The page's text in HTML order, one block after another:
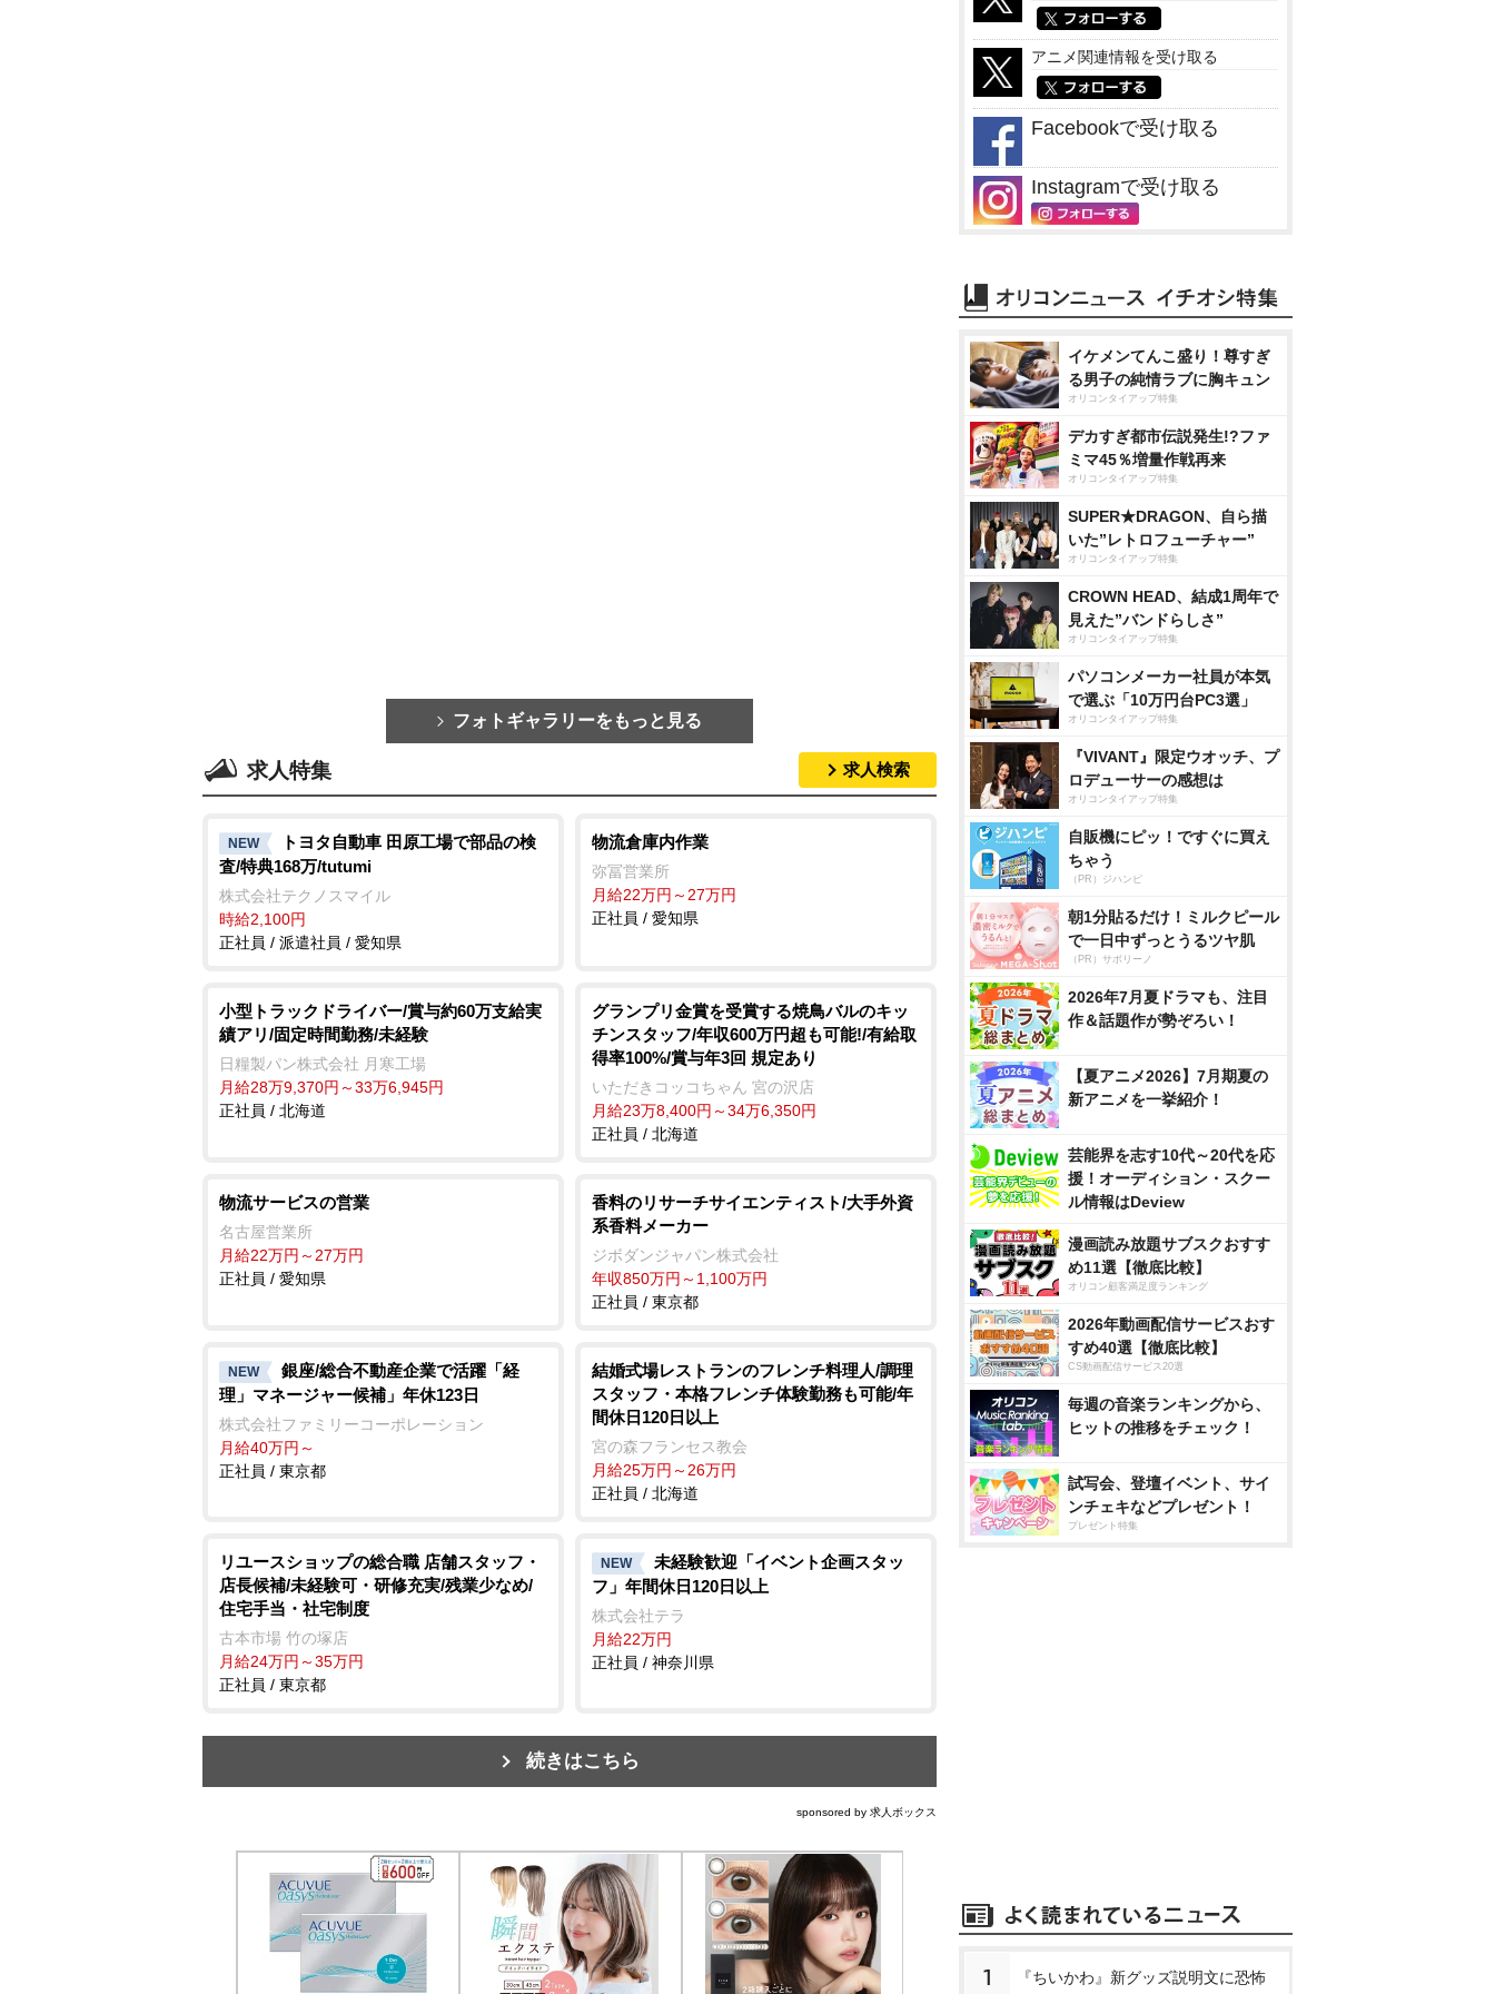
フォトギャラリーをもっと見る
求人特集 求人検索
NEW
トヨタ自動車 田原工場で部品の検
査/特典168万/tutumi
株式会社テクノスマイル
時給2,100円
正社員 / 派遣社員 / 愛知県
物流倉庫内作業
弥冨営業所
月給22万円～27万円
正社員 / 愛知県
小型トラックドライバー/賞与約60万支給実
績アリ/固定時間勤務/未経験
日糧製パン株式会社 月寒工場
月給28万9,370円～33万6,945円
正社員 / 北海道
グランプリ金賞を受賞する焼鳥バルのキッ
チンスタッフ/年収600万円超も可能!/有給取
得率100%/賞与年3回 規定あり
いただきコッコちゃん 宮の沢店
月給23万8,400円～34万6,350円
正社員 / 北海道
物流サービスの営業
名古屋営業所
月給22万円～27万円
正社員 / 愛知県
香料のリサーチサイエンティスト/大手外資
系香料メーカー
ジボダンジャパン株式会社
年収850万円～1,100万円
正社員 / 東京都
NEW
銀座/総合不動産企業で活躍「経
理」マネージャー候補」年休123日
株式会社ファミリーコーポレーション
月給40万円～
正社員 / 東京都
結婚式場レストランのフレンチ料理人/調理
スタッフ・本格フレンチ体験勤務も可能/年
間休日120日以上
宮の森フランセス教会
月給25万円～26万円
正社員 / 北海道
リユースショップの総合職 店舗スタッフ・
店長候補/未経験可・研修充実/残業少なめ/
住宅手当・社宅制度
古本市場 竹の塚店
月給24万円～35万円
正社員 / 東京都
NEW
未経験歓迎「イベント企画スタッ
フ」年間休日120日以上
株式会社テラ
月給22万円
正社員 / 神奈川県
続きはこちら
sponsored by 求人ボックス
アニメ関連情報を受け取る
Facebookで受け取る
Instagramで受け取る
イケメンてんこ盛り！尊すぎ
る男子の純情ラブに胸キュン
オリコンタイアップ特集
デカすぎ都市伝説発生!?ファ
ミマ45％増量作戦再来
オリコンタイアップ特集
SUPER★DRAGON、自ら描
いた”レトロフューチャー”
オリコンタイアップ特集
CROWN HEAD、結成1周年で
見えた”バンドらしさ”
オリコンタイアップ特集
パソコンメーカー社員が本気
で選ぶ「10万円台PC3選」
オリコンタイアップ特集
『VIVANT』限定ウオッチ、プ
ロデューサーの感想は
オリコンタイアップ特集
自販機にピッ！ですぐに買え
ちゃう
（PR）ジハンピ
朝1分貼るだけ！ミルクピール
で一日中ずっとうるツヤ肌
（PR）サボリーノ
2026年7月夏ドラマも、注目
作＆話題作が勢ぞろい！
【夏アニメ2026】7月期夏の
新アニメを一挙紹介！
芸能界を志す10代～20代を応
援！オーディション・スクー
ル情報はDeview
漫画読み放題サブスクおすす
め11選【徹底比較】
オリコン顧客満足度ランキング
2026年動画配信サービスおす
すめ40選【徹底比較】
CS動画配信サービス20選
毎週の音楽ランキングから、
ヒットの推移をチェック！
試写会、登壇イベント、サイ
ンチェキなどプレゼント！
プレゼント特集
1 『ちいかわ』新グッズ説明文に恐怖